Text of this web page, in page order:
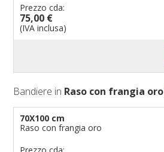
Prezzo cda:
75,00 €
(IVA inclusa)
Bandiere in Raso con frangia oro
70X100 cm
Raso con frangia oro